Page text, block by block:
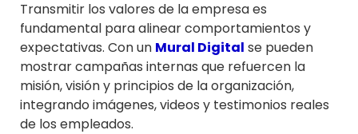
Transmitir los valores de la empresa es
fundamental para alinear comportamientos y
expectativas. Con un Mural Digital se pueden
mostrar campañas internas que refuercen la
misión, visión y principios de la organización,
integrando imágenes, videos y testimonios reales
de los empleados.